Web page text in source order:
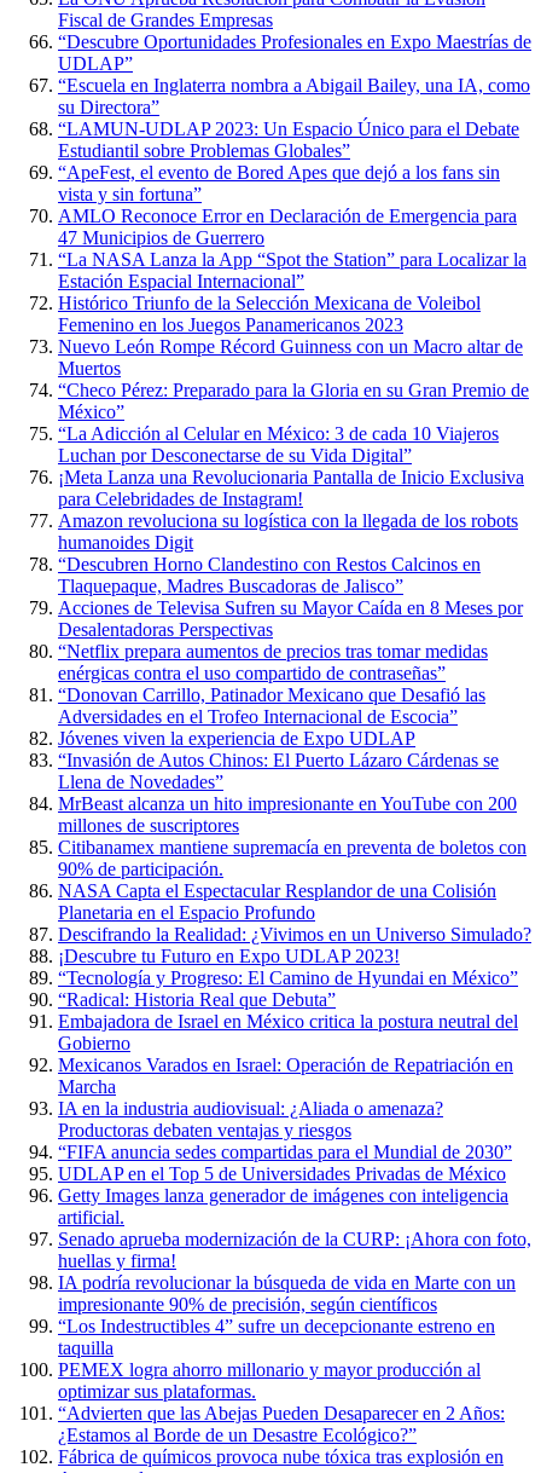
Fiscal de Grandes Empresas
“Descubre Oportunidades Profesionales en Expo Maestrías de
UDLAP”
“Escuela en Inglaterra nombra a Abigail Bailey, una IA, como
su Directora”
“LAMUN-UDLAP 2023: Un Espacio Único para el Debate
Estudiantil sobre Problemas Globales”
“ApeFest, el evento de Bored Apes que dejó a los fans sin
vista y sin fortuna”
AMLO Reconoce Error en Declaración de Emergencia para
47 Municipios de Guerrero
“La NASA Lanza la App “Spot the Station” para Localizar la
Estación Espacial Internacional”
Histórico Triunfo de la Selección Mexicana de Voleibol
Femenino en los Juegos Panamericanos 2023
Nuevo León Rompe Récord Guinness con un Macro altar de
Muertos
“Checo Pérez: Preparado para la Gloria en su Gran Premio de
México”
“La Adicción al Celular en México: 3 de cada 10 Viajeros
Luchan por Desconectarse de su Vida Digital”
¡Meta Lanza una Revolucionaria Pantalla de Inicio Exclusiva
para Celebridades de Instagram!
Amazon revoluciona su logística con la llegada de los robots
humanoides Digit
“Descubren Horno Clandestino con Restos Calcinos en
Tlaquepaque, Madres Buscadoras de Jalisco”
Acciones de Televisa Sufren su Mayor Caída en 8 Meses por
Desalentadoras Perspectivas
“Netflix prepara aumentos de precios tras tomar medidas
enérgicas contra el uso compartido de contraseñas”
“Donovan Carrillo, Patinador Mexicano que Desafió las
Adversidades en el Trofeo Internacional de Escocia”
Jóvenes viven la experiencia de Expo UDLAP
“Invasión de Autos Chinos: El Puerto Lázaro Cárdenas se
Llena de Novedades”
MrBeast alcanza un hito impresionante en YouTube con 200
millones de suscriptores
Citibanamex mantiene supremacía en preventa de boletos con
90% de participación.
NASA Capta el Espectacular Resplandor de una Colisión
Planetaria en el Espacio Profundo
Descifrando la Realidad: ¿Vivimos en un Universo Simulado?
¡Descubre tu Futuro en Expo UDLAP 2023!
“Tecnología y Progreso: El Camino de Hyundai en México”
“Radical: Historia Real que Debuta”
Embajadora de Israel en México critica la postura neutral del
Gobierno
Mexicanos Varados en Israel: Operación de Repatriación en
Marcha
IA en la industria audiovisual: ¿Aliada o amenaza?
Productoras debaten ventajas y riesgos
“FIFA anuncia sedes compartidas para el Mundial de 2030”
UDLAP en el Top 5 de Universidades Privadas de México
Getty Images lanza generador de imágenes con inteligencia
artificial.
Senado aprueba modernización de la CURP: ¡Ahora con foto,
huellas y firma!
IA podría revolucionar la búsqueda de vida en Marte con un
impresionante 90% de precisión, según científicos
“Los Indestructibles 4” sufre un decepcionante estreno en
taquilla
PEMEX logra ahorro millonario y mayor producción al
optimizar sus plataformas.
“Advierten que las Abejas Pueden Desaparecer en 2 Años:
¿Estamos al Borde de un Desastre Ecológico?”
Fábrica de químicos provoca nube tóxica tras explosión en